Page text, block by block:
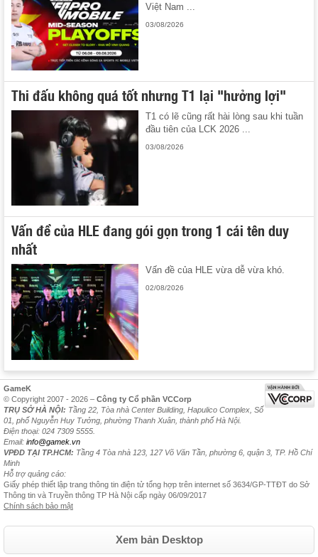
Việt Nam ...
03/08/2026
Thi đấu không quá tốt nhưng T1 lại "hưởng lợi"
T1 có lẽ cũng rất hài lòng sau khi tuần
đầu tiên của LCK 2026 ...
03/08/2026
Vấn đề của HLE đang gói gọn trong 1 cái tên duy
nhất
Vấn đề của HLE vừa dễ vừa khó.
02/08/2026
GameK
© Copyright 2007 - 2026 – Công ty Cổ phần VCCorp
TRỤ SỞ HÀ NỘI: Tầng 22, Tòa nhà Center Building, Hapulico Complex, Số
01, phố Nguyễn Huy Tưởng, phường Thanh Xuân, thành phố Hà Nội.
Điện thoại: 024 7309 5555.
Email: info@gamek.vn
VPĐD TẠI TP.HCM: Tầng 4 Tòa nhà 123, 127 Võ Văn Tần, phường 6, quận 3, TP. Hồ Chí
Minh
Hỗ trợ quảng cáo:
Giấy phép thiết lập trang thông tin điện tử tổng hợp trên internet số 3634/GP-TTĐT do Sở
Thông tin và Truyền thông TP Hà Nội cấp ngày 06/09/2017
Chính sách bảo mật
Xem bản Desktop